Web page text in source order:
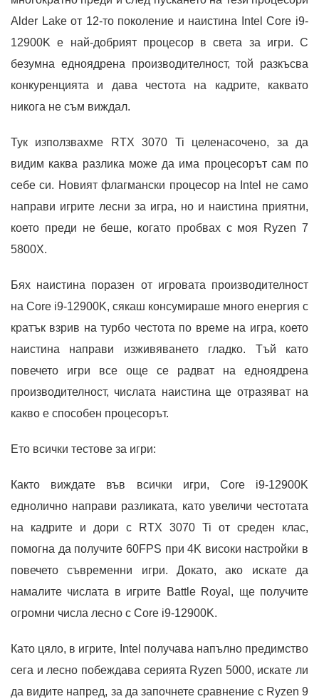
Alder Lake от 12-то поколение и наистина Intel Core i9-
12900K е най-добрият процесор в света за игри. С
безумна едноядрена производителност, той разкъсва
конкуренцията и дава честота на кадрите, каквато
никога не съм виждал.
Тук използвахме RTX 3070 Ti целенасочено, за да
видим каква разлика може да има процесорът сам по
себе си. Новият флагмански процесор на Intel не само
направи игрите лесни за игра, но и наистина приятни,
което преди не беше, когато пробвах с моя Ryzen 7
5800X.
Бях наистина поразен от игровата производителност
на Core i9-12900K, сякаш консумираше много енергия с
кратък взрив на турбо честота по време на игра, което
наистина направи изживяването гладко. Тъй като
повечето игри все още се радват на едноядрена
производителност, числата наистина ще отразяват на
какво е способен процесорът.
Ето всички тестове за игри:
Както виждате във всички игри, Core i9-12900K
еднолично направи разликата, като увеличи честотата
на кадрите и дори с RTX 3070 Ti от среден клас,
помогна да получите 60FPS при 4K високи настройки в
повечето съвременни игри. Докато, ако искате да
намалите числата в игрите Battle Royal, ще получите
огромни числа лесно с Core i9-12900K.
Като цяло, в игрите, Intel получава напълно предимство
сега и лесно побеждава серията Ryzen 5000, искате ли
да видите напред, за да започнете сравнение с Ryzen 9